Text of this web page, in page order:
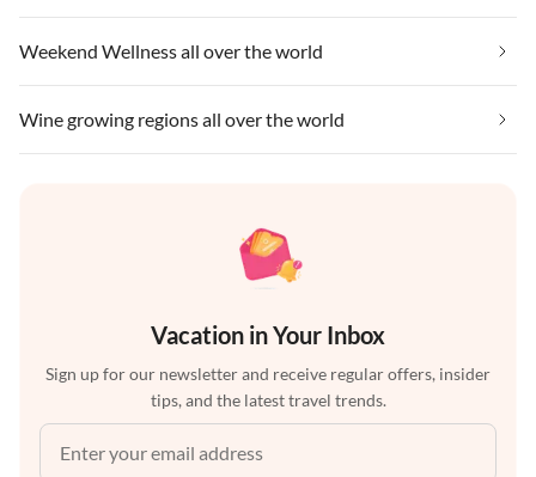
Weekend Wellness all over the world
Wine growing regions all over the world
Vacation in Your Inbox
Sign up for our newsletter and receive regular offers, insider
tips, and the latest travel trends.